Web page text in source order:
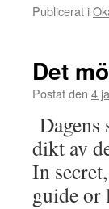
Publicerat i
Det
Postat den 4
dikt av
In
guide